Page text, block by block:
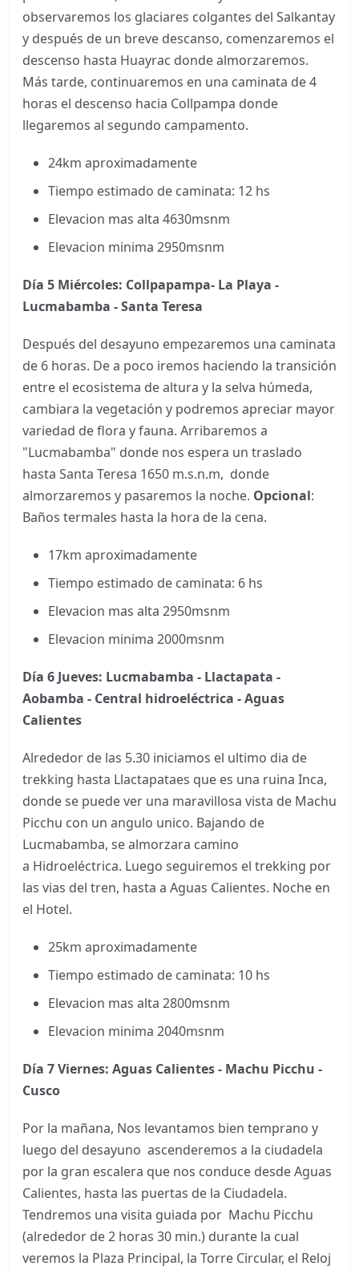
observaremos los glaciares colgantes del Salkantay
y después de un breve descanso, comenzaremos el
descenso hasta Huayrac donde almorzaremos.
Más tarde, continuaremos en una caminata de 4
horas el descenso hacia Collpampa donde
llegaremos al segundo campamento.
24km aproximadamente
Tiempo estimado de caminata: 12 hs
Elevacion mas alta 4630msnm
Elevacion minima 2950msnm
Día 5 Miércoles: Collpapampa- La Playa -
Lucmabamba - Santa Teresa
Después del desayuno empezaremos una caminata
de 6 horas. De a poco iremos haciendo la transición
entre el ecosistema de altura y la selva húmeda,
cambiara la vegetación y podremos apreciar mayor
variedad de flora y fauna. Arribaremos a
"Lucmabamba" donde nos espera un traslado
hasta Santa Teresa 1650 m.s.n.m, donde
almorzaremos y pasaremos la noche. Opcional:
Baños termales hasta la hora de la cena.
17km aproximadamente
Tiempo estimado de caminata: 6 hs
Elevacion mas alta 2950msnm
Elevacion minima 2000msnm
Día 6 Jueves: Lucmabamba - Llactapata -
Aobamba - Central hidroeléctrica - Aguas
Calientes
Alrededor de las 5.30 iniciamos el ultimo dia de
trekking hasta Llactapataes que es una ruina Inca,
donde se puede ver una maravillosa vista de Machu
Picchu con un angulo unico. Bajando de
Lucmabamba, se almorzara camino
a Hidroeléctrica. Luego seguiremos el trekking por
las vias del tren, hasta a Aguas Calientes. Noche en
el Hotel.
25km aproximadamente
Tiempo estimado de caminata: 10 hs
Elevacion mas alta 2800msnm
Elevacion minima 2040msnm
Día 7 Viernes: Aguas Calientes - Machu Picchu -
Cusco
Por la mañana, Nos levantamos bien temprano y
luego del desayuno ascenderemos a la ciudadela
por la gran escalera que nos conduce desde Aguas
Calientes, hasta las puertas de la Ciudadela.
Tendremos una visita guiada por Machu Picchu
(alrededor de 2 horas 30 min.) durante la cual
veremos la Plaza Principal, la Torre Circular, el Reloj